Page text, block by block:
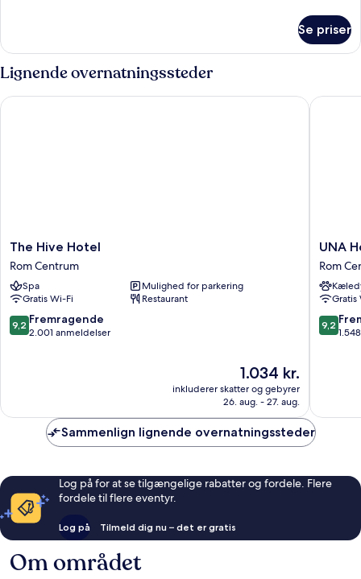
Se priser
Lignende overnatningssteder
The
Hive
Hotel
Rom
Centrum
The Hive Hotel
Rom Centrum
Spa
Mulighed for parkering
Gratis Wi-Fi
Restaurant
9.2
ud
9,2 Fremragende
2.001 anmeldelser
Prisen
1.034 kr.
1.034 kr.
inkluderer skatter og gebyrer
26. aug. - 27. aug.
The Hive Hotel
UNA
Hotels
Decò
Roma
Rom
UNA
Rom
Gratis
9.2
ud
9,2
UNA
Sammenlign lignende overnatningssteder
Log på for at se tilgængelige rabatter og fordele. Flere
fordele til flere eventyr.
Log på Tilmeld dig nu – det er gratis
Om området